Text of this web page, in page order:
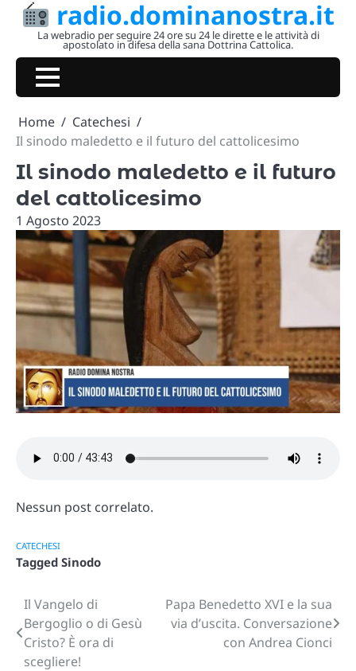
Skip
radio.dominanostra.it
La webradio per seguire 24 ore su 24 le dirette e le attività di
apostolato in difesa della sana Dottrina Cattolica.
Home
Catechesi
Il sinodo maledetto e il futuro del cattolicesimo
Il sinodo maledetto e il futuro
del cattolicesimo
1 Agosto 2023
Nessun post correlato.
CATECHESI
Tagged Sinodo
Navigazione
articoli
Il Vangelo di
Bergoglio o di Gesù
Cristo? È ora di
scegliere!
Papa Benedetto XVI e la sua
via d’uscita. Conversazione
con Andrea Cionci